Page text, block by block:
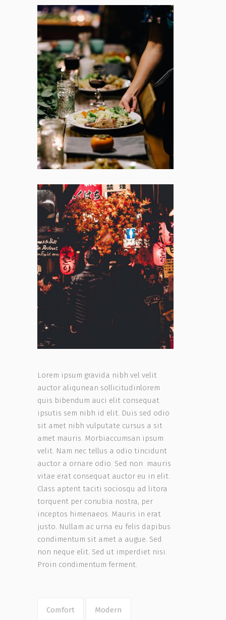
Lorem ipsum gravida nibh vel velit
auctor aliqunean sollicitudinlorem
quis bibendum auci elit consequat
ipsutis sem nibh id elit. Duis sed odio
sit amet nibh vulputate cursus a sit
amet mauris. Morbiaccumsan ipsum
velit. Nam nec tellus a odio tincidunt
auctor a ornare odio. Sed non mauris
vitae erat consequat auctor eu in elit.
Class aptent taciti sociosqu ad litora
torquent per conubia nostra, per
inceptos himenaeos. Mauris in erat
justo. Nullam ac urna eu felis dapibus
condimentum sit amet a augue. Sed
non neque elit. Sed ut imperdiet nisi.
Proin condimentum ferment.
Comfort Modern